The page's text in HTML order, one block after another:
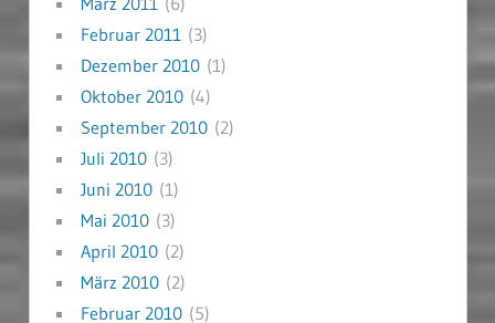
Februar 2011 (3)
Dezember 2010(1)
Oktober 2010(4)
September 2010(2)
Juli 2010(3)
Juni 2010(1)
Mai 2010(3)
April 2010(2)
März 2010(2)
Februar 2010(5)